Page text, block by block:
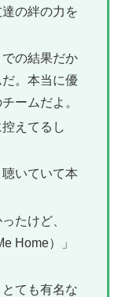
の絆の力を
の結果だか
。本当に優
ームだよ。
えてるし
いていて本
たけど、
Home）」
ても有名な